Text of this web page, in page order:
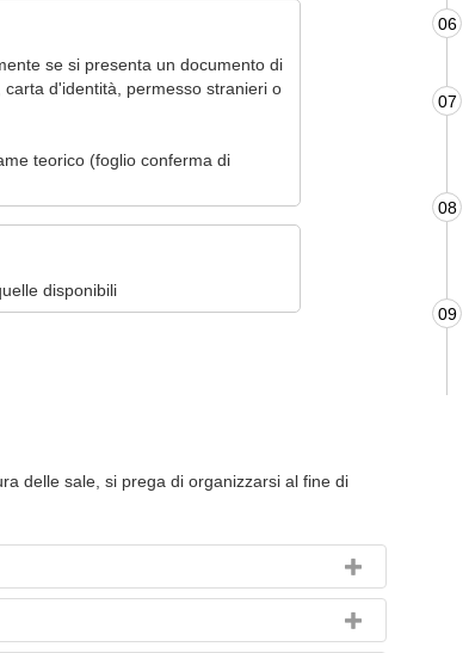
se si presenta un documento di
d'identità, permesso stranieri o
teorico (foglio conferma di
disponibili
delle sale, si prega di organizzarsi al fine di
06
07
08
09